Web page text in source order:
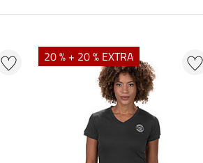
20 % + 20 % EXTRA